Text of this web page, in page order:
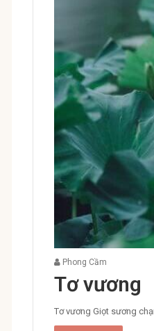
Phong Cầm
Tơ vương
Tơ vương Giọt sương